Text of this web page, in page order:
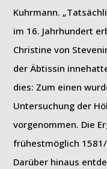
Kuhrmann.
im 16. Jahrhundert
Christine von
der Äbtissin
dies: Zum einen
Untersuchung der
vorgenommen. Die
frühestmöglich
Darüber hinaus